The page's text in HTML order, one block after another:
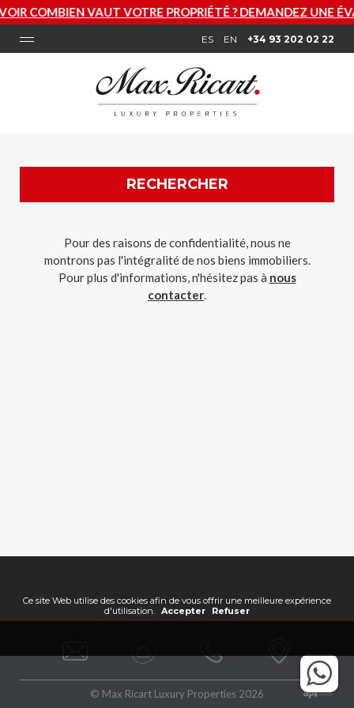
COMBIEN VAUT VOTRE PROPRIÉTÉ ? DEMANDEZ UNE
ES EN +34 93 202 02 22
RECHERCHER
Pour des raisons de confidentialité, nous ne
montrons pas l'intégralité de nos biens immobiliers.
Pour plus d'informations, n'hésitez pas à nous
contacter.
© Max Ricart Luxury Properties 2026
Ce site Web utilise des cookies afin de vous offrir une meilleure expérience
d'utilisation. Accepter Refuser